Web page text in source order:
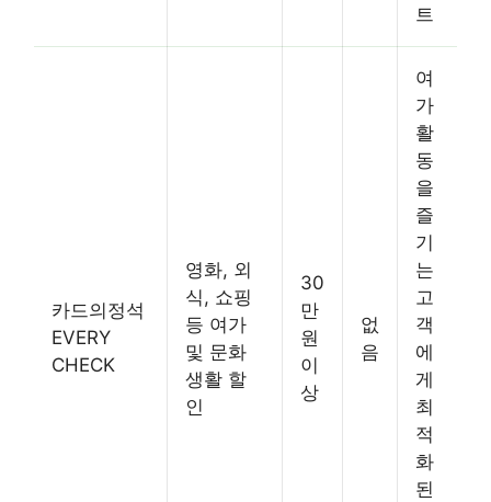
트
카드의정석
EVERY
CHECK
영화, 외
식, 쇼핑
등 여가
및 문화
생활 할
인
30
만
원
이
상
없
음
여
가
활
동
을
즐
기
는
고
객
에
게
최
적
화
된